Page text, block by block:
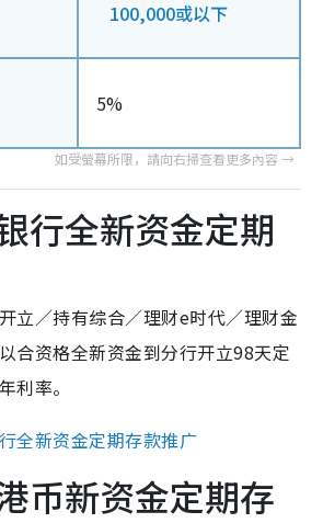
100,000或以下
5%
行全新资金定期
立／持有综合／理财e时代／理财金
合资格全新资金到分行开立98天定
利率。
全新资金定期存款推广
币新资金定期存